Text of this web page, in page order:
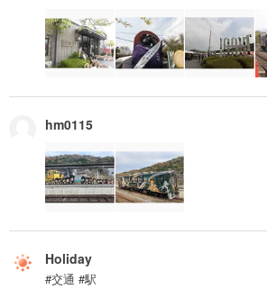
hm0115
Holiday
#交通 #駅